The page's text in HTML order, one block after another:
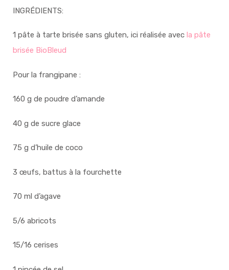
INGRÉDIENTS:
1 pâte à tarte brisée sans gluten, ici réalisée avec la pâte
brisée BioBleud
Pour la frangipane :
160 g de poudre d’amande
40 g de sucre glace
75 g d’huile de coco
3 œufs, battus à la fourchette
70 ml d’agave
5/6 abricots
15/16 cerises